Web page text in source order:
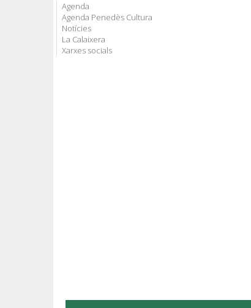
Agenda
Agenda Penedès Cultura
Notícies
La Calaixera
Xarxes socials